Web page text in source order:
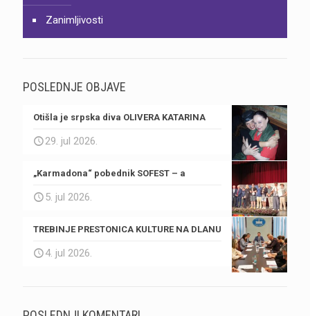
Zanimljivosti
POSLEDNJE OBJAVE
Otišla je srpska diva OLIVERA KATARINA
29. jul 2026.
„Karmadona“ pobednik SOFEST – a
5. jul 2026.
TREBINJE PRESTONICA KULTURE NA DLANU
4. jul 2026.